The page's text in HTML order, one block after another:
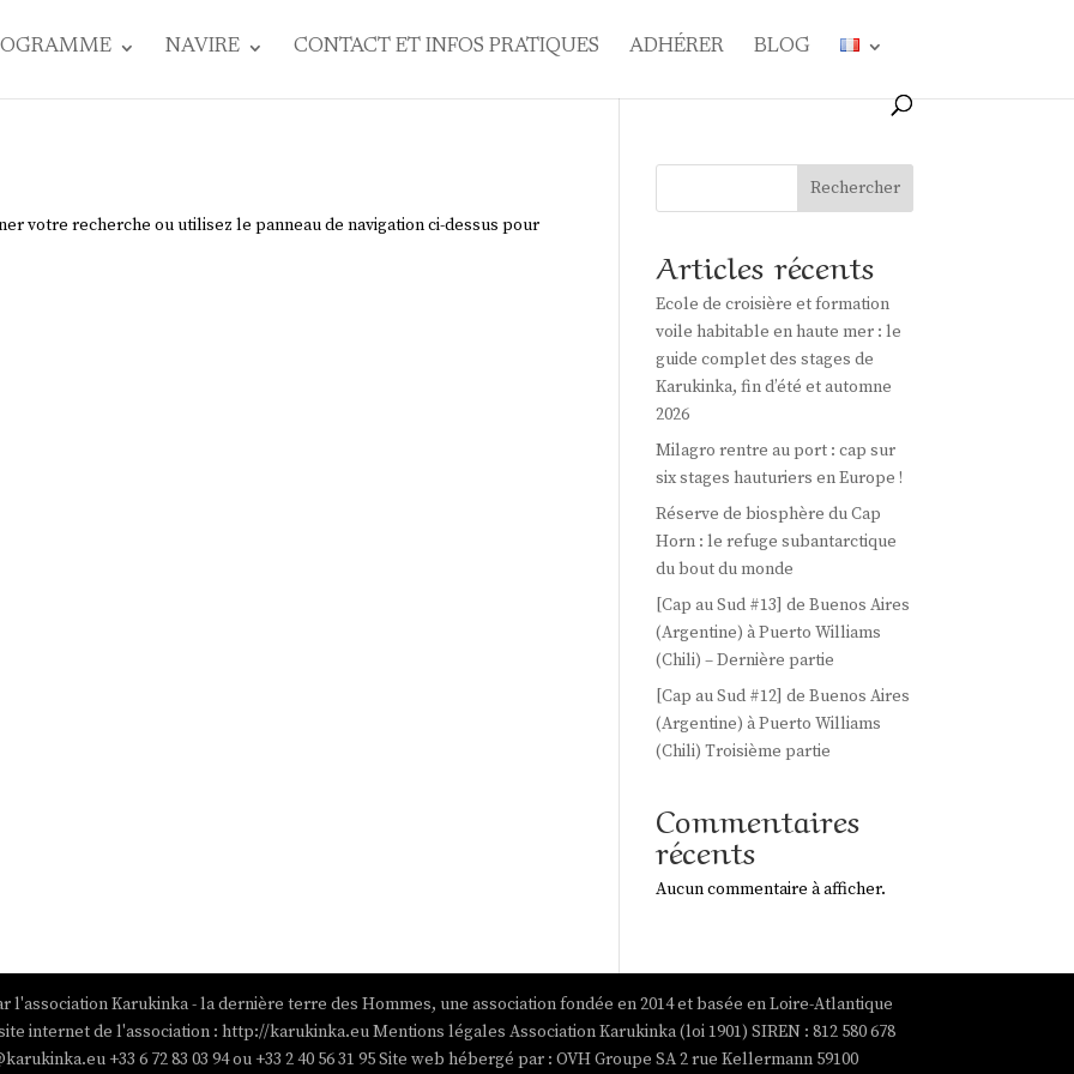
NAVIRE CONTACT ET INFOS PRATIQUES ADHÉRER BLOG
votre recherche ou utilisez le panneau de navigation ci-dessus pour
Rechercher
Articles récents
Ecole de croisière et formation
voile habitable en haute mer : le
guide complet des stages de
Karukinka, fin d’été et automne
2026
Milagro rentre au port : cap sur
six stages hauturiers en Europe !
Réserve de biosphère du Cap
Horn : le refuge subantarctique
du bout du monde
[Cap au Sud #13] de Buenos Aires
(Argentine) à Puerto Williams
(Chili) – Dernière partie
[Cap au Sud #12] de Buenos Aires
(Argentine) à Puerto Williams
(Chili) Troisième partie
Commentaires
récents
Aucun commentaire à afficher.
Karukinka - la dernière terre des Hommes, une association fondée en 2014 et basée en Loire-Atlantique
internet de l'association : http://karukinka.eu Mentions légales Association Karukinka (loi 1901) SIREN : 812 580 678
+33 6 72 83 03 94 ou +33 2 40 56 31 95 Site web hébergé par : OVH Groupe SA 2 rue Kellermann 59100